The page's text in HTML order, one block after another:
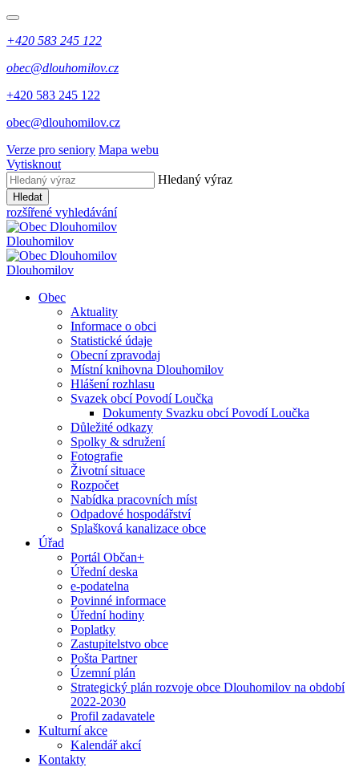
+420 583 245 122
obec@dlouhomilov.cz
+420 583 245 122
obec@dlouhomilov.cz
Verze pro seniory Mapa webu
Vytisknout
Hledaný výraz
Hledat
rozšířené vyhledávání
Dlouhomilov
Dlouhomilov
Obec
Aktuality
Informace o obci
Statistické údaje
Obecní zpravodaj
Místní knihovna Dlouhomilov
Hlášení rozhlasu
Svazek obcí Povodí Loučka
Dokumenty Svazku obcí Povodí Loučka
Důležité odkazy
Spolky & sdružení
Fotografie
Životní situace
Rozpočet
Nabídka pracovních míst
Odpadové hospodářství
Splašková kanalizace obce
Úřad
Portál Občan+
Úřední deska
e-podatelna
Povinné informace
Úřední hodiny
Poplatky
Zastupitelstvo obce
Pošta Partner
Územní plán
Strategický plán rozvoje obce Dlouhomilov na období
2022-2030
Profil zadavatele
Kulturní akce
Kalendář akcí
Kontakty